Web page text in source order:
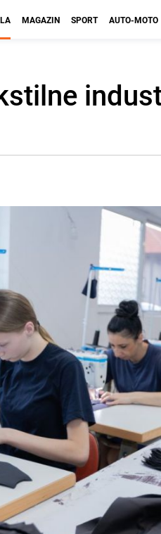
MAGAZIN SPORT AUTO-MOTO